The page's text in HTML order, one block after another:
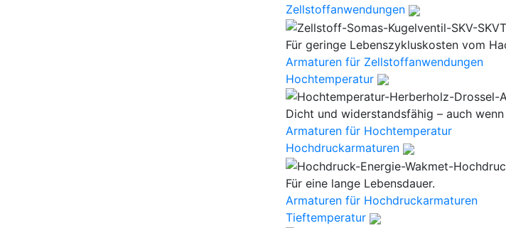
Zellstoffanwendungen
Für geringe Lebenszykluskosten vom
Armaturen für Zellstoffanwendungen
Hochtemperatur
Dicht und widerstandsfähig – auch
Armaturen für Hochtemperatur
Hochdruckarmaturen
Für eine lange Lebensdauer.
Armaturen für Hochdruckarmaturen
Tieftemperatur